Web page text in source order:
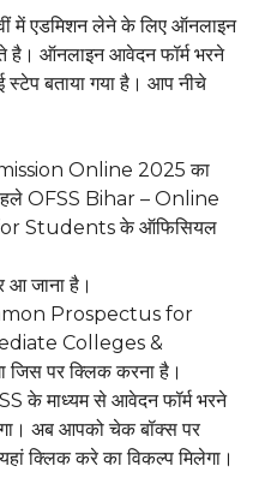
में एडमिशन लेने के लिए ऑनलाइन
है। ऑनलाइन आवेदन फॉर्म भरने
स्टेप बताया गया है। आप नीचे
Online 2025 का
OFSS Bihar – Online
Students के ऑफिसियल
आ जाना है।
Prospectus for
Colleges &
जिस पर क्लिक करना है।
के माध्यम से आवेदन फॉर्म भरने
अब आपको चेक बॉक्स पर
क्लिक करे का विकल्प मिलेगा।